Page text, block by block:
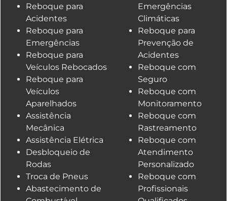
Reboque para
Acidentes
Reboque para
Emergências
Reboque para
Veículos Rebocados
Reboque para
Veículos
Aparelhados
Assistência
Mecânica
Assistência Elétrica
Desbloqueio de
Rodas
Troca de Pneus
Abastecimento de
Emergências
Climáticas
Reboque para
Prevenção de
Acidentes
Reboque com
Seguro
Reboque com
Monitoramento
Reboque com
Rastreamento
Reboque com
Atendimento
Personalizado
Reboque com
Profissionais